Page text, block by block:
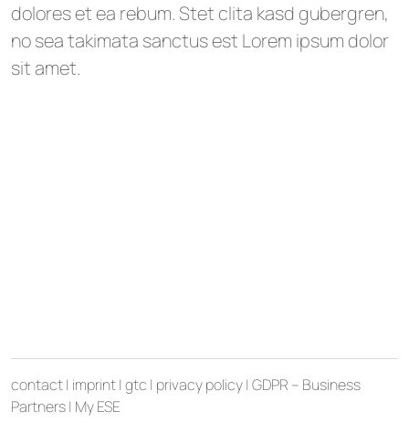
dolores et ea rebum. Stet clita kasd gubergren,
no sea takimata sanctus est Lorem ipsum dolor
sit amet.
contact| imprint| gtc | privacy policy| GDPR – Business
Partners| My ESE